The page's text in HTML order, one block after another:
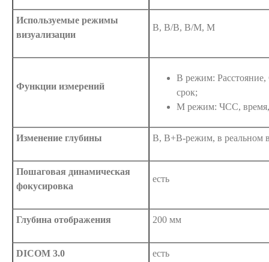
Используемые режимы
визуализации
В, В/В, В/М, М
Функции измерений
B режим:
срок;
M режим: ЧСС,
Изменение глубины B, B+B-режим, в реальном
Пошаговая динамическая
фокусировка
есть
Глубина отображения 200 мм
DICOM 3.0 есть